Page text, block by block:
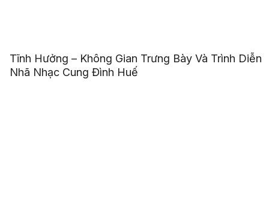
Tĩnh Hưởng – Không Gian Trưng Bày Và Trình Diễn
Nhã Nhạc Cung Đình Huế